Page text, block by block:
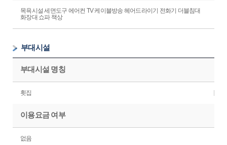
목욕시설 세면도구 에어컨 TV 케이블방송 헤어드라이기 전화기 더블침대
화장대 쇼파 책상
부대시설
부대시설 명칭
횟집
이용요금 여부
없음